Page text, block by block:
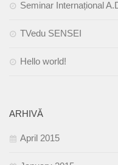
Seminar Internațional
TVedu SENSEI
Hello world!
ARHIVĂ
April 2015